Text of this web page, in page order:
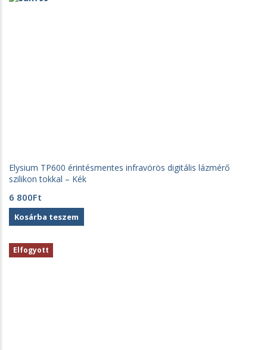
Elysium TP600 érintésmentes infravörös digitális lázmérő
szilikon tokkal – Kék
6 800Ft
Kosárba teszem
Elfogyott